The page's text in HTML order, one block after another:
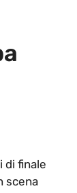
di finale
scena